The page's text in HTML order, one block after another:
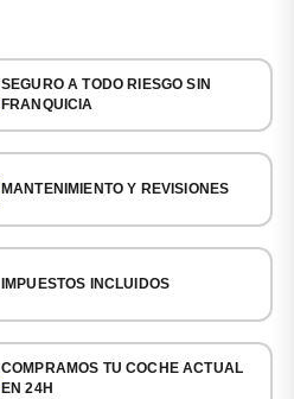
SEGURO A TODO RIESGO SIN
FRANQUICIA
MANTENIMIENTO Y REVISIONES
IMPUESTOS INCLUIDOS
COMPRAMOS TU COCHE ACTUAL
EN 24H